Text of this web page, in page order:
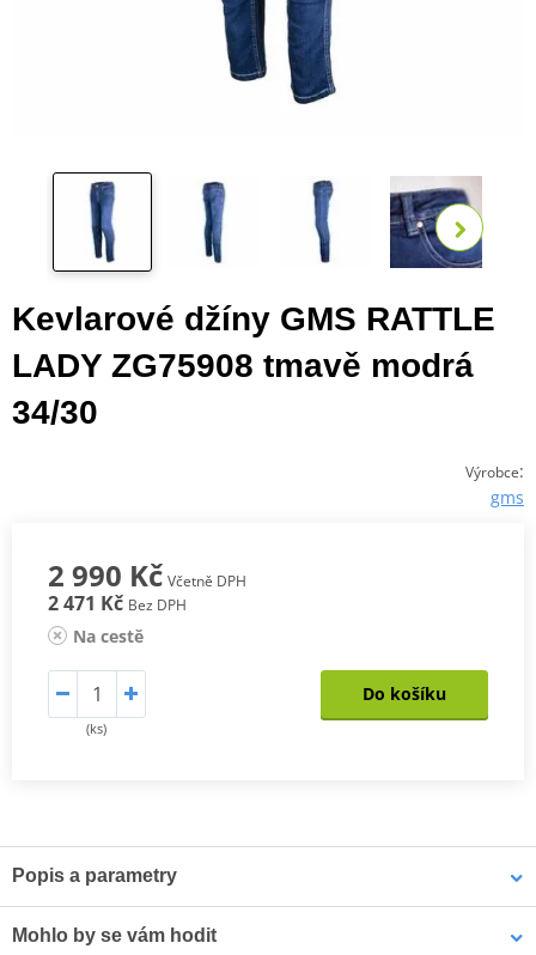
Kevlarové džíny GMS RATTLE
LADY ZG75908 tmavě modrá
34/30
Výrobce:
gms
2 990 Kč Včetně DPH
2 471 Kč Bez DPH
Na cestě
(ks)
Do košíku
Popis a parametry
Mohlo by se vám hodit